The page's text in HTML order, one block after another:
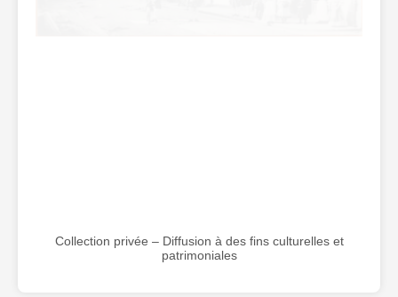
Collection privée – Diffusion à des fins culturelles et
patrimoniales